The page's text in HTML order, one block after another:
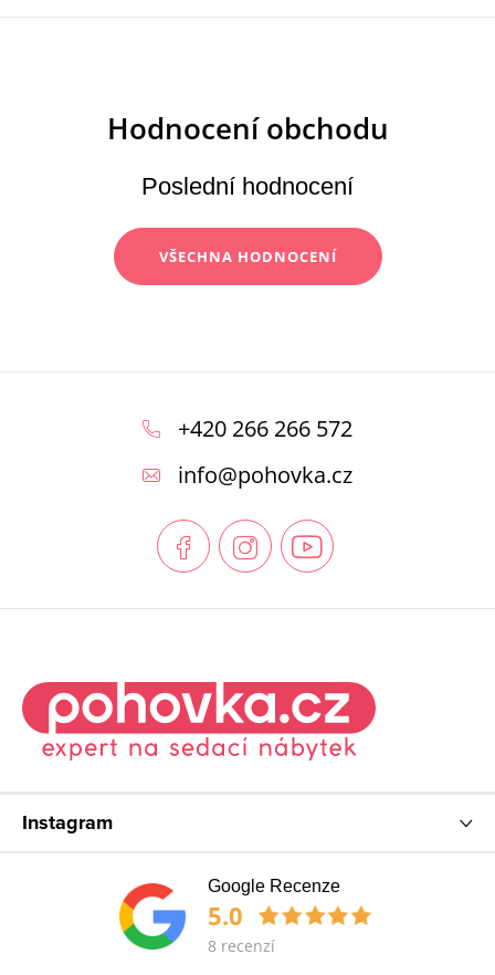
Poslední hodnocení
VŠECHNA HODNOCENÍ
+420 266 266 572
info@pohovka.cz
Instagram
Google Recenze
5.0
8 recenzí